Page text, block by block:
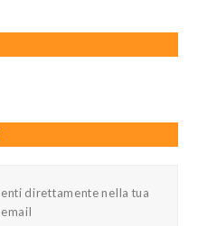
direttamente nella tua